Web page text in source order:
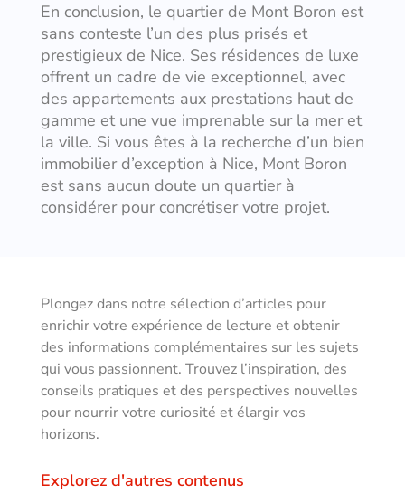
En conclusion, le quartier de Mont Boron est
sans conteste l’un des plus prisés et
prestigieux de Nice. Ses résidences de luxe
offrent un cadre de vie exceptionnel, avec
des appartements aux prestations haut de
gamme et une vue imprenable sur la mer et
la ville. Si vous êtes à la recherche d’un bien
immobilier d’exception à Nice, Mont Boron
est sans aucun doute un quartier à
considérer pour concrétiser votre projet.
Plongez dans notre sélection d’articles pour
enrichir votre expérience de lecture et obtenir
des informations complémentaires sur les sujets
qui vous passionnent. Trouvez l’inspiration, des
conseils pratiques et des perspectives nouvelles
pour nourrir votre curiosité et élargir vos
horizons.
Explorez d'autres contenus